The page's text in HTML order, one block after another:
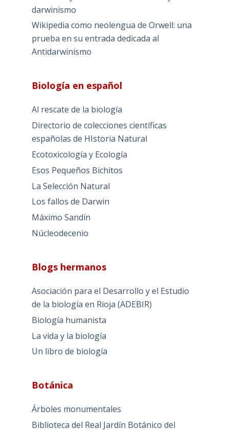
darwinismo
Wikipedia como neolengua de Orwell: una
prueba en su entrada dedicada al
Antidarwinismo
Biología en español
Al rescate de la biología
Directorio de colecciones científicas
españolas de HIstoria Natural
Ecotoxicología y Ecología
Esos Pequeños Bichitos
La Selección Natural
Los fallos de Darwin
Máximo Sandín
Núcleodecenio
Blogs hermanos
Asociación para el Desarrollo y el Estudio
de la biología en Rioja (ADEBIR)
Biología humanista
La vida y la biología
Un libro de biología
Botánica
Árboles monumentales
Biblioteca del Real Jardín Botánico del